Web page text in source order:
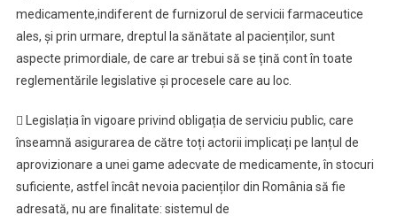
medicamente,indiferent de furnizorul de servicii farmaceutice
ales, și prin urmare, dreptul la sănătate al pacienților, sunt
aspecte primordiale, de care ar trebui să se țină cont în toate
reglementările legislative și procesele care au loc.
 Legislația în vigoare privind obligația de serviciu public, care
înseamnă asigurarea de către toți actorii implicați pe lanțul de
aprovizionare a unei game adecvate de medicamente, în stocuri
suficiente, astfel încât nevoia pacienților din România să fie
adresată, nu are finalitate: sistemul de